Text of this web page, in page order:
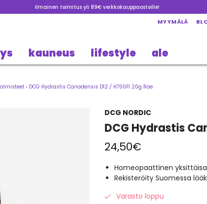
Ilmainen toimitus yli 89€ verkkokauppaostoille!
MYYMÄLÄ
kauneus lifestyle ale
› DCG Hydrastis Canadensis D12 / H700FI 20g Rae
DCG NORDIC
DCG Hydrastis
24,50€
Homeopaattinen
Rekisteröity Suomessa
Varasto loppu